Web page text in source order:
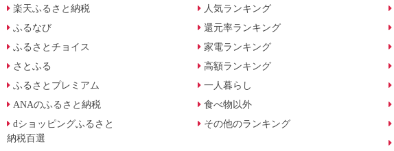
楽天ふるさと納税
ふるなび
ふるさとチョイス
さとふる
ふるさとプレミアム
ANAのふるさと納税
dショッピングふるさと
納税百選
人気ランキング
還元率ランキング
家電ランキング
高額ランキング
一人暮らし
食べ物以外
その他のランキング